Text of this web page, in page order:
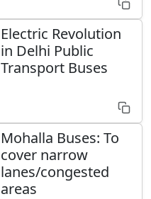
Electric Revolution
in Delhi Public
Transport Buses
Mohalla Buses: To
cover narrow
lanes/congested
areas